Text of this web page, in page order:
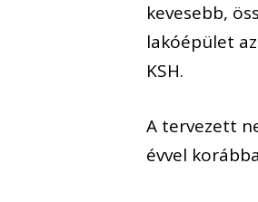
kevesebb,
lakóépület
KSH.
A tervezett
évvel